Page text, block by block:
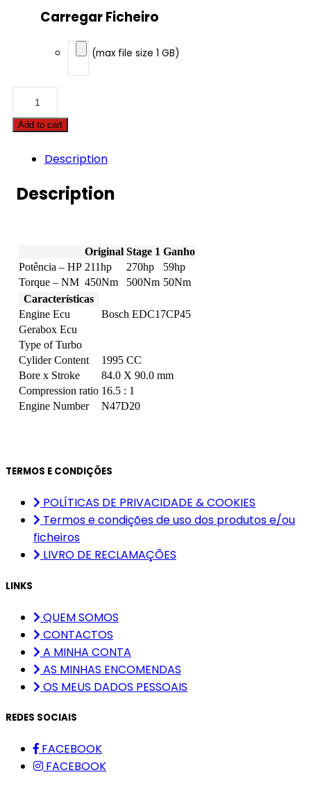
Carregar Ficheiro
(max file size 1 GB)
1
serie
125D
quantity
Add to cart
Description
Description
Original Stage 1 Ganho
Potência – HP 211hp 270hp
59hp
Torque – NM 450Nm 500Nm 50Nm
Características
Engine Ecu
Bosch EDC17CP45
Gerabox Ecu
Type of Turbo
Cylider Content
1995 CC
Bore x Stroke
84.0 X 90.0 mm
Compression ratio 16.5 : 1
Engine Number
N47D20
TERMOS E CONDIÇÕES
POLÍTICAS DE PRIVACIDADE & COOKIES
Termos e condições de uso dos produtos e/ou
ficheiros
LIVRO DE RECLAMAÇÕES
LINKS
QUEM SOMOS
CONTACTOS
A MINHA CONTA
AS MINHAS ENCOMENDAS
OS MEUS DADOS PESSOAIS
REDES SOCIAIS
FACEBOOK
FACEBOOK